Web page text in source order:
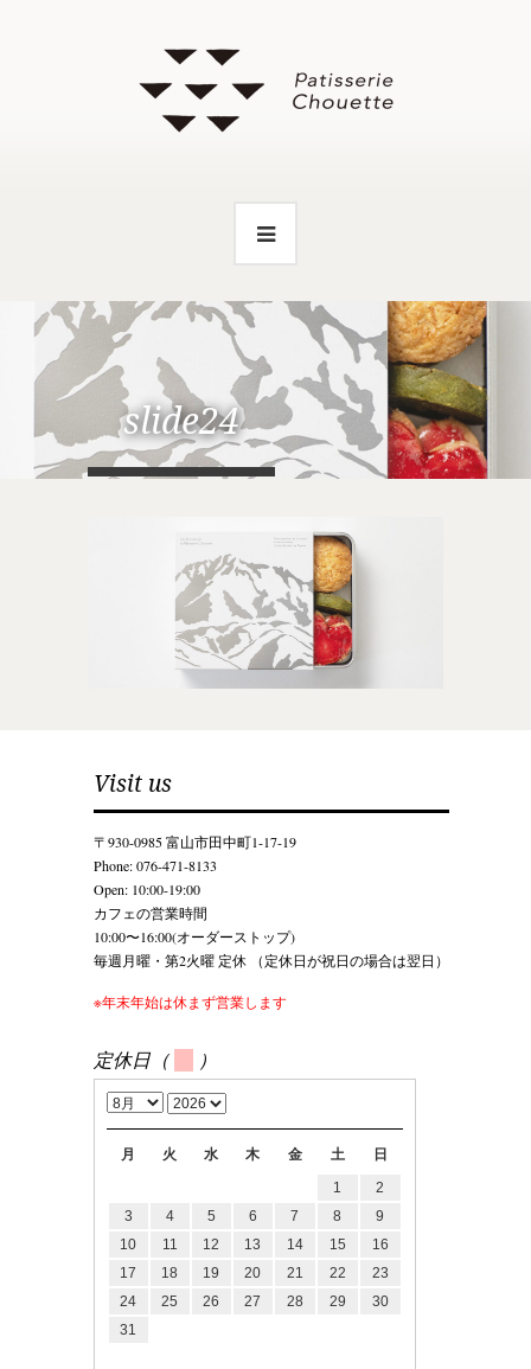
slide24
Visit us
〒930-0985 富山市田中町1-17-19
Phone: 076-471-8133
Open: 10:00-19:00
カフェの営業時間
10:00〜16:00(オーダーストップ)
毎週月曜・第2火曜 定休 （定休日が祝日の場合は翌日）
※年末年始は休まず営業します
定休日（ ）
月 火 水 木 金 土 日
1
2
3
4 5 6 7 8
9
10
11 12 13 14 15
16
17
18 19 20 21 22
23
24
25 26 27 28 29
30
31